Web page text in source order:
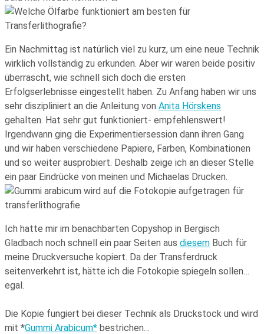
Ein Nachmittag ist natürlich viel zu kurz, um eine neue Technik
wirklich vollständig zu erkunden. Aber wir waren beide positiv
überrascht, wie schnell sich doch die ersten
Erfolgserlebnisse eingestellt haben. Zu Anfang haben wir uns
sehr diszipliniert an die Anleitung von Anita Hörskens
gehalten. Hat sehr gut funktioniert- empfehlenswert!
Irgendwann ging die Experimentiersession dann ihren Gang
und wir haben verschiedene Papiere, Farben, Kombinationen
und so weiter ausprobiert. Deshalb zeige ich an dieser Stelle
ein paar Eindrücke von meinen und Michaelas Drucken.
Ich hatte mir im benachbarten Copyshop in Bergisch
Gladbach noch schnell ein paar Seiten aus diesem Buch für
meine Druckversuche kopiert. Da der Transferdruck
seitenverkehrt ist, hätte ich die Fotokopie spiegeln sollen…
egal.
Die Kopie fungiert bei dieser Technik als Druckstock und wird
mit *Gummi Arabicum* bestrichen…